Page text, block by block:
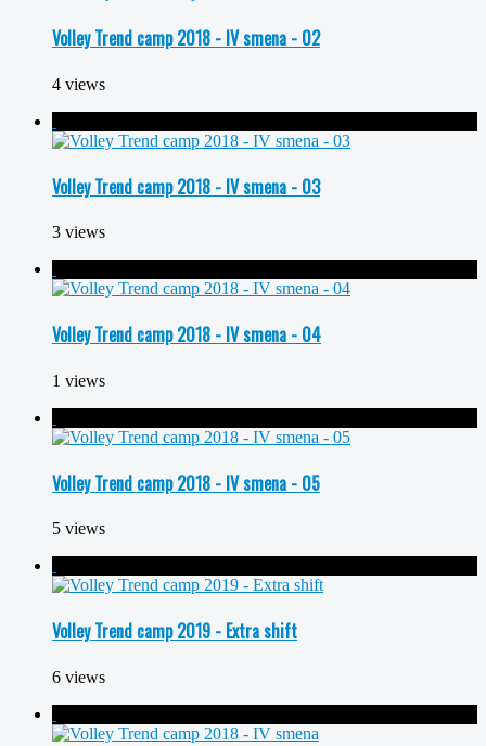
Volley Trend camp 2018 - IV smena - 02
4 views
Volley Trend camp 2018 - IV smena - 03
3 views
Volley Trend camp 2018 - IV smena - 04
1 views
Volley Trend camp 2018 - IV smena - 05
5 views
Volley Trend camp 2019 - Extra shift
6 views